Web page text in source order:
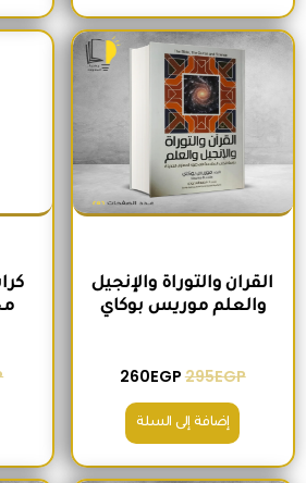
القران والتوراة والإنجيل
والعلم موريس بوكاي
295EGP
السعر الأصلي هو: 295EGP.
260EGP
السعر الحالي هو: 260EGP.
إضافة إلى السلة